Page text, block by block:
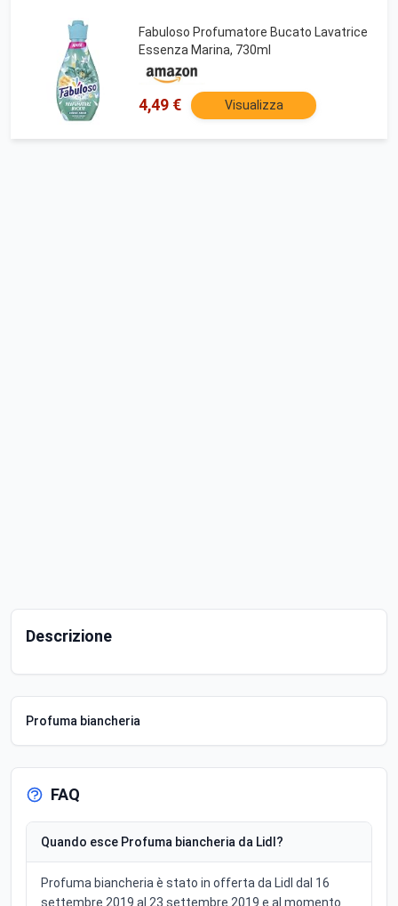
Fabuloso Profumatore Bucato Lavatrice
Essenza Marina, 730ml
4,49 € Visualizza
Descrizione
Profuma biancheria
FAQ
Quando esce Profuma biancheria da Lidl?
Profuma biancheria è stato in offerta da Lidl dal 16
settembre 2019 al 23 settembre 2019 e al momento